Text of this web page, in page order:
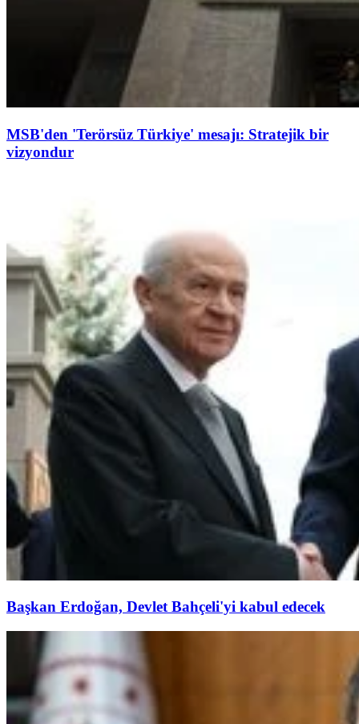
MSB'den 'Terörsüz Türkiye' mesajı: Stratejik bir
vizyondur
Başkan Erdoğan, Devlet Bahçeli'yi kabul edecek